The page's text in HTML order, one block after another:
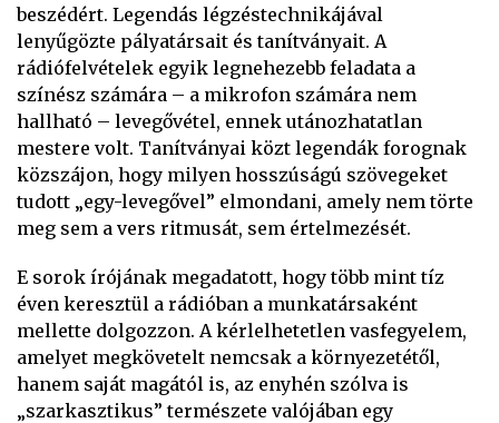
beszédért. Legendás légzéstechnikájával
lenyűgözte pályatársait és tanítványait. A
rádiófelvételek egyik legnehezebb feladata a
színész számára – a mikrofon számára nem
hallható – levegővétel, ennek utánozhatatlan
mestere volt. Tanítványai közt legendák forognak
közszájon, hogy milyen hosszúságú szövegeket
tudott „egy-levegővel” elmondani, amely nem törte
meg sem a vers ritmusát, sem értelmezését.
E sorok írójának megadatott, hogy több mint tíz
éven keresztül a rádióban a munkatársaként
mellette dolgozzon. A kérlelhetetlen vasfegyelem,
amelyet megkövetelt nemcsak a környezetétől,
hanem saját magától is, az enyhén szólva is
„szarkasztikus” természete valójában egy